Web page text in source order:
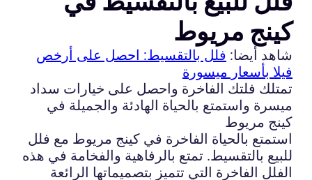
كينج مريوط
شاهد أيضا: فلل بالتقسيط: احصل على أرخص
فيلا بأسعار ميسورة
تمتلك فلتك الفاخرة واحصل على خيارات سداد
ميسرة واستمتع بالحياة الهادئة والجميلة في
كينج مريوط
استمتع بالحياة الفاخرة في كينج مريوط مع فلل
للبيع بالتقسيط. تمتع بالرفاهية والفخامة في هذه
الفلل الفاخرة التي تتميز بتصميماتها الرائعة